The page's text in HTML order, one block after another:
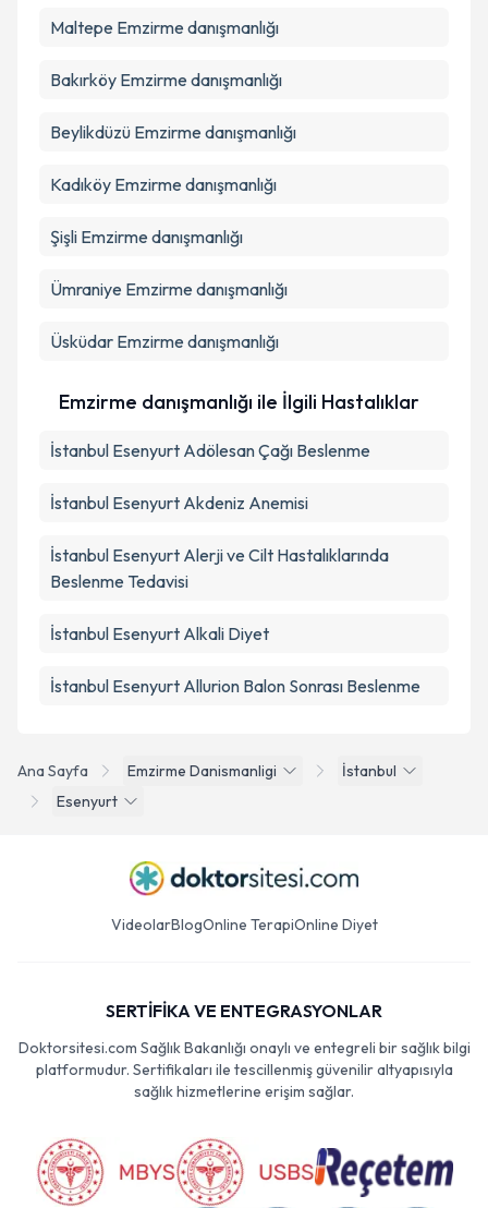
Ana Sayfa Emzirme Danismanligi
İstanbul
Esenyurt
Maltepe Emzirme danışmanlığı
Bakırköy Emzirme danışmanlığı
Beylikdüzü Emzirme danışmanlığı
Kadıköy Emzirme danışmanlığı
Şişli Emzirme danışmanlığı
Ümraniye Emzirme danışmanlığı
Üsküdar Emzirme danışmanlığı
Emzirme danışmanlığı ile İlgili Hastalıklar
İstanbul Esenyurt Adölesan Çağı Beslenme
İstanbul Esenyurt Akdeniz Anemisi
İstanbul Esenyurt Alerji ve Cilt Hastalıklarında
Beslenme Tedavisi
İstanbul Esenyurt Alkali Diyet
İstanbul Esenyurt Allurion Balon Sonrası Beslenme
VideolarBlogOnline TerapiOnline Diyet
SERTİFİKA VE ENTEGRASYONLAR
Doktorsitesi.com Sağlık Bakanlığı onaylı ve entegreli bir sağlık bilgi
platformudur. Sertifikaları ile tescillenmiş güvenilir altyapısıyla
sağlık hizmetlerine erişim sağlar.